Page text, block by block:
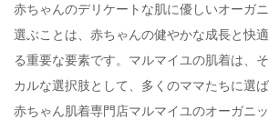
赤ちゃんのデリケートな肌に優しいオーガ
選ぶことは、赤ちゃんの健やかな成長と快
る重要な要素です。マルマイユの肌着は、
カルな選択肢として、多くのママたちに選ば
赤ちゃん肌着専門店マルマイユのオーガニッ